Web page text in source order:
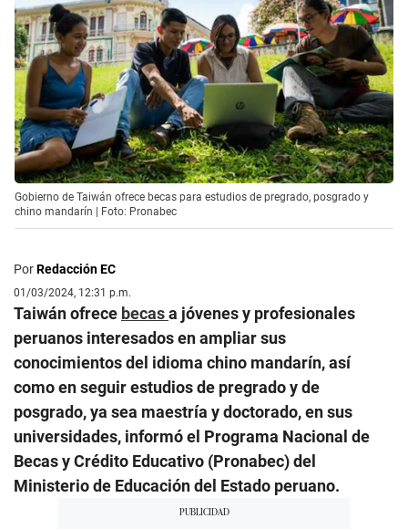
Gobierno de Taiwán ofrece becas para estudios de pregrado, posgrado y
chino mandarín | Foto: Pronabec
PorRedacción EC
01/03/2024, 12:31 p.m.
Taiwán ofrece becasa jóvenes y profesionales
peruanos interesados en ampliar sus
conocimientos del idioma chino mandarín, así
como en seguir estudios de pregrado y de
posgrado, ya sea maestría y doctorado, en sus
universidades, informó el Programa Nacional de
Becas y Crédito Educativo (Pronabec) del
Ministerio de Educación del Estado peruano.